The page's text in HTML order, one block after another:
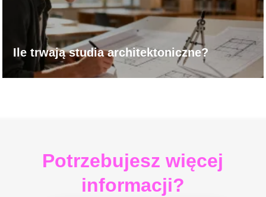
Ile trwają studia architektoniczne?
Potrzebujesz więcej
informacji?